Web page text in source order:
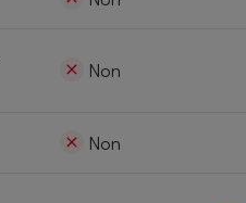
Non
Non